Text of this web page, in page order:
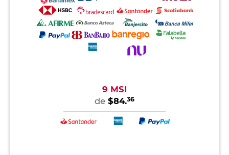
9 MSI
de $84.36